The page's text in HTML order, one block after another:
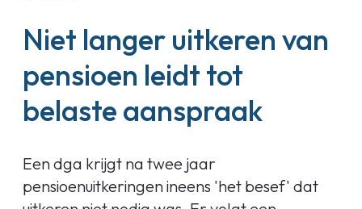
Niet langer uitkeren van
pensioen leidt tot
belaste aanspraak
Een dga krijgt na twee jaar
pensioenuitkeringen ineens 'het besef' dat